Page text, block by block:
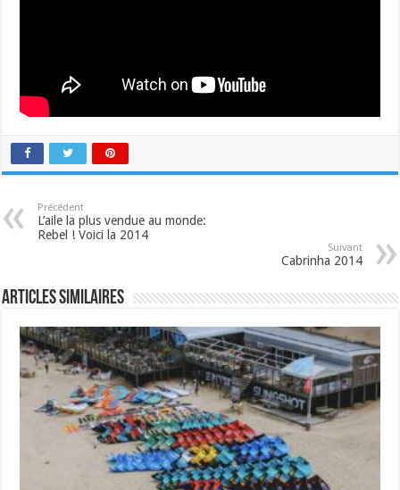
Précédent
L’aile la plus vendue au monde:
Rebel ! Voici la 2014
Suivant
Cabrinha 2014
Articles similaires